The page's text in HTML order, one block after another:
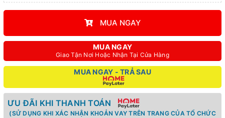
MUA NGAY
MUA NGAY
Giao Tận Nơi Hoặc Nhận Tại Cửa Hàng
MUA NGAY - TRẢ SAU
ƯU ĐÃI KHI THANH TOÁN
(SỬ DỤNG KHI XÁC NHẬN KHOẢN VAY TRÊN TRANG CỦA TỔ CHỨC